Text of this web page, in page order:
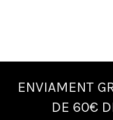
ENVIAMENT
DE 60€